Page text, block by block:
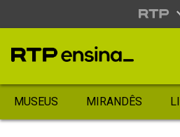
MUSEUS MIRANDÊS